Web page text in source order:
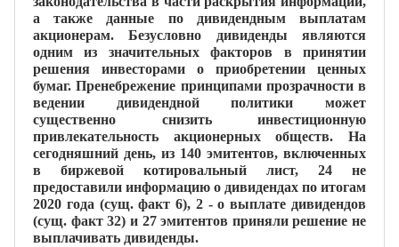
а также данные по дивидендным выплатам
акционерам. Безусловно дивиденды являются
одним из значительных факторов в принятии
решения инвесторами о приобретении ценных
бумаг. Пренебрежение принципами прозрачности в
ведении дивидендной политики может
существенно снизить инвестиционную
привлекательность акционерных обществ. На
сегодняшний день, из 140 эмитентов, включенных
в биржевой котировальный лист, 24 не
предоставили информацию о дивидендах по итогам
2020 года (сущ. факт 6), 2 - о выплате дивидендов
(сущ. факт 32) и 27 эмитентов приняли решение не
выплачивать дивиденды.